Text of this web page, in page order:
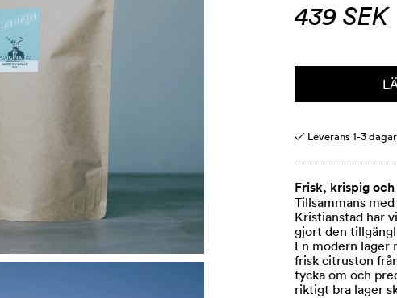
439SEK
✓ Leverans 1-3
Frisk, krispig
Tillsammans
Kristianstad har
gjort den
En modern lager
frisk citruston
tycka om och
riktigt bra lager